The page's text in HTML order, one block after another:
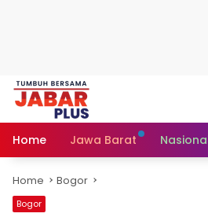
Skip
Home
Jawa Barat
Home Bogor
Bogor